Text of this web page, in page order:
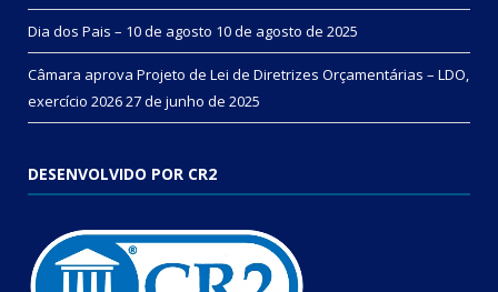
Dia dos Pais – 10 de agosto 10 de agosto de 2025
Câmara aprova Projeto de Lei de Diretrizes Orçamentárias – LDO,
exercício 202627 de junho de 2025
DESENVOLVIDO POR CR2